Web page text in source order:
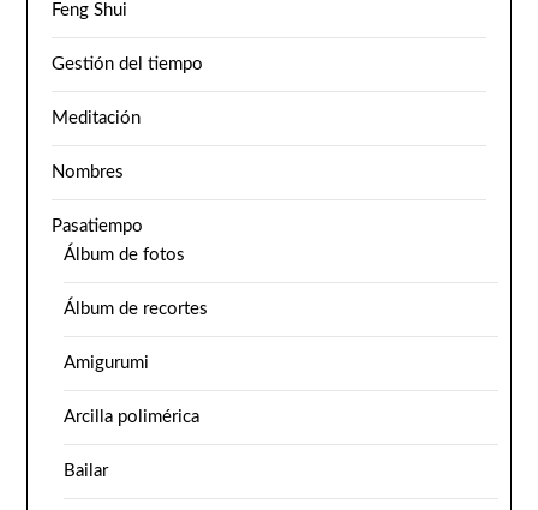
Feng Shui
Gestión del tiempo
Meditación
Nombres
Pasatiempo
Álbum de fotos
Álbum de recortes
Amigurumi
Arcilla polimérica
Bailar